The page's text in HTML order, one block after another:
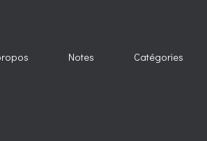
Notes Catégories